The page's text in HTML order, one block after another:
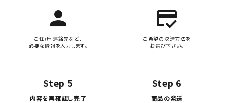
person
ご住所・連絡先など、
必要な情報を入力します。
credit_score
ご希望の決済方法を
お選び下さい。
Step 5
内容を再確認し完了
Step 6
商品の発送